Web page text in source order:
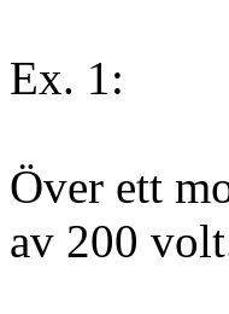
Ex. 1:
Över ett
av 200